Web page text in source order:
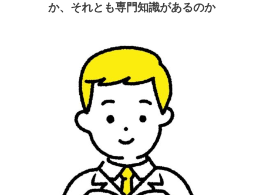
か、それとも専門知識があるのか